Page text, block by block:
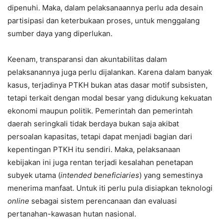
dipenuhi. Maka, dalam pelaksanaannya perlu ada desain
partisipasi dan keterbukaan proses, untuk menggalang
sumber daya yang diperlukan.
Keenam, transparansi dan akuntabilitas dalam
pelaksanannya juga perlu dijalankan. Karena dalam banyak
kasus, terjadinya PTKH bukan atas dasar motif subsisten,
tetapi terkait dengan modal besar yang didukung kekuatan
ekonomi maupun politik. Pemerintah dan pemerintah
daerah seringkali tidak berdaya bukan saja akibat
persoalan kapasitas, tetapi dapat menjadi bagian dari
kepentingan PTKH itu sendiri. Maka, pelaksanaan
kebijakan ini juga rentan terjadi kesalahan penetapan
subyek utama (intended beneficiaries) yang semestinya
menerima manfaat. Untuk iti perlu pula disiapkan teknologi
online sebagai sistem perencanaan dan evaluasi
pertanahan-kawasan hutan nasional.